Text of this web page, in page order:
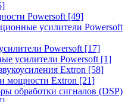
Powersoft [49]
усилители Powersoft
Powersoft [17]
усилители Powersoft [1]
Extron [58]
мощности Extron [21]
обработки сигналов (DSP)